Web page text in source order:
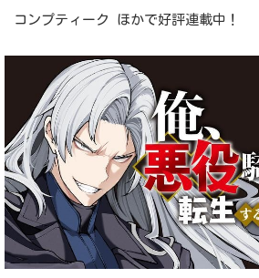
コンプティーク ほかで好評連載中！